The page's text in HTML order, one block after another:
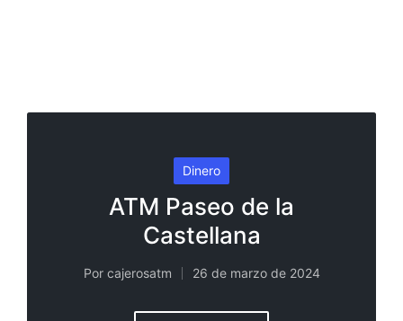
Publicado
en
Dinero
ATM Paseo de la
Castellana
Publicado
Por cajerosatm 26 de marzo de 2024